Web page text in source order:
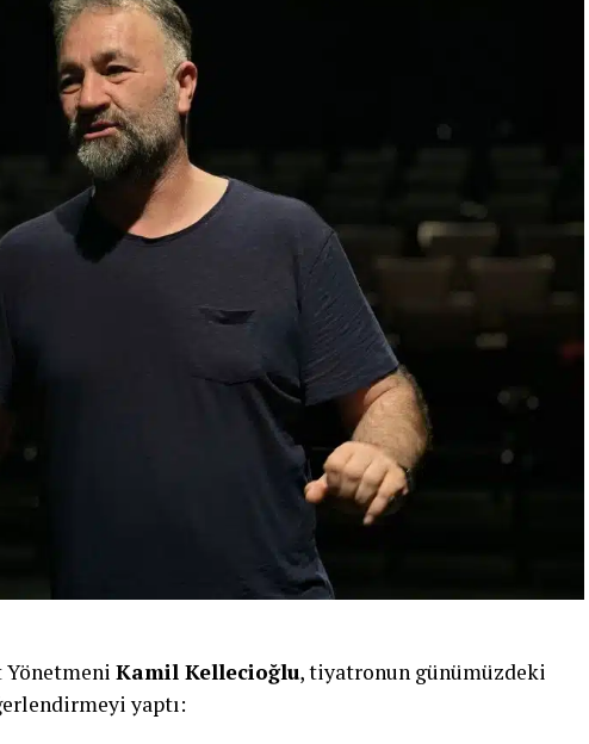
Yönetmeni Kamil Kellecioğlu, tiyatronun günümüzdeki
yaptı: